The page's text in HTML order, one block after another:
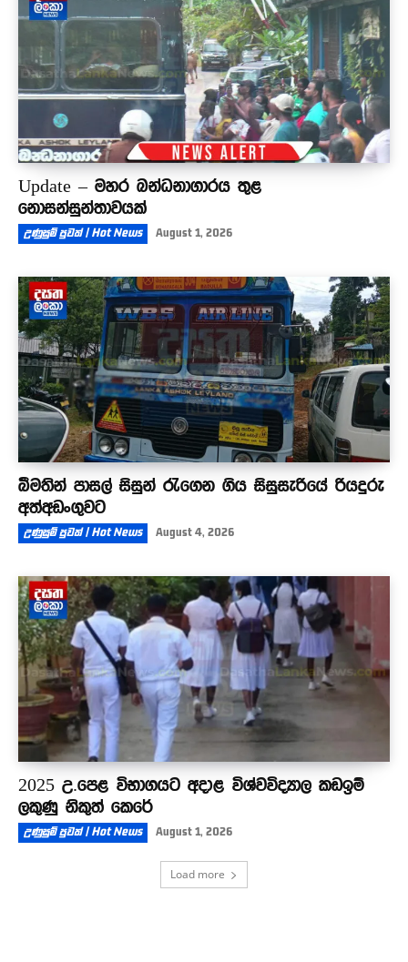
Update – මහර බන්ධනාගාරය තුළ
නොසන්සුන්තාවයක්
උණුසුම් පුවත් | Hot News August 1, 2026
බීමතින් පාසල් සිසුන් රැගෙන ගිය සිසුසැරියේ රියදුරු
අත්අඩංගුවට
උණුසුම් පුවත් | Hot News August 4, 2026
2025 උ.පෙළ විභාගයට අදාළ විශ්වවිද්‍යාල කඩඉම්
ලකුණු නිකුත් කෙරේ
උණුසුම් පුවත් | Hot News August 1, 2026
Load more